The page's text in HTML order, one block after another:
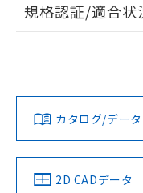
ダウンロードデータを
みください。
ソフトウェアの使用条件
EU RoHS 注意事
対応済み
中国 RoHS 注意事
規格認証/適合状
LR型式承認
（イギリス
船舶規格）
（
カタログ/デー
2D CADデータ